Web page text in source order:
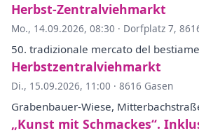
Herbst-Zentralviehmarkt
Mo., 14.09.2026, 08:30 · Dorfplatz 7,
50. tradizionale mercato del
Herbstzentralviehmarkt
Di., 15.09.2026, 11:00 · 8616 Gasen
Grabenbauer-Wiese,
„Kunst mit Schmackes“.